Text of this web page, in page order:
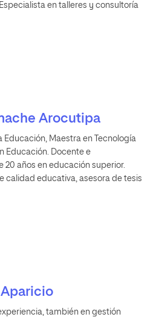
en talleres y consultoría
Arocutipa
Educación, Maestra en Tecnología
Educación. Docente e
20 años en educación superior.
calidad educativa, asesora de tesis
también en gestión